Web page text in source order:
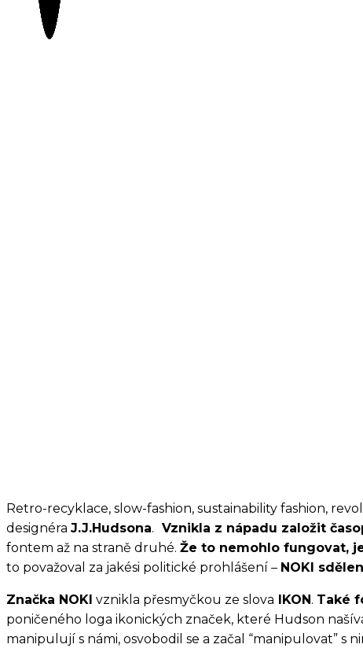
Retro-recyklace, slow-fashion, sustainability fashion,
designéra J.J.Hudsona. Vznikla z nápadu založit
fontem až na straně druhé. Že to nemohlo fungovat,
to považoval za jakési politické prohlášení – NOKI
Značka NOKI vznikla přesmyčkou ze slova IKON. Také
poničeného loga ikonických značek, které Hudson
manipulují s námi, osvobodil se a začal “manipulovat” s